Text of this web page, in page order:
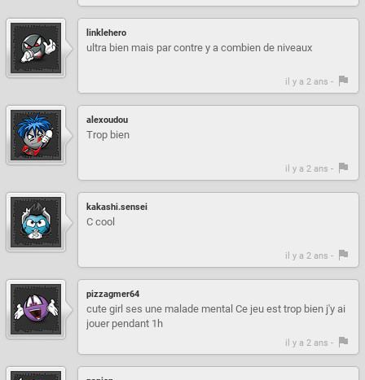
linklehero
ultra bien mais par contre y a combien de niveaux
il y a 2 ans -
alexoudou
Trop bien
il y a 2 ans -
kakashi.sensei
C cool
il y a 2 ans -
pizzagmer64
cute girl ses une malade mental Ce jeu est trop bien j'y ai
jouer pendant 1h
il y a 2 ans -